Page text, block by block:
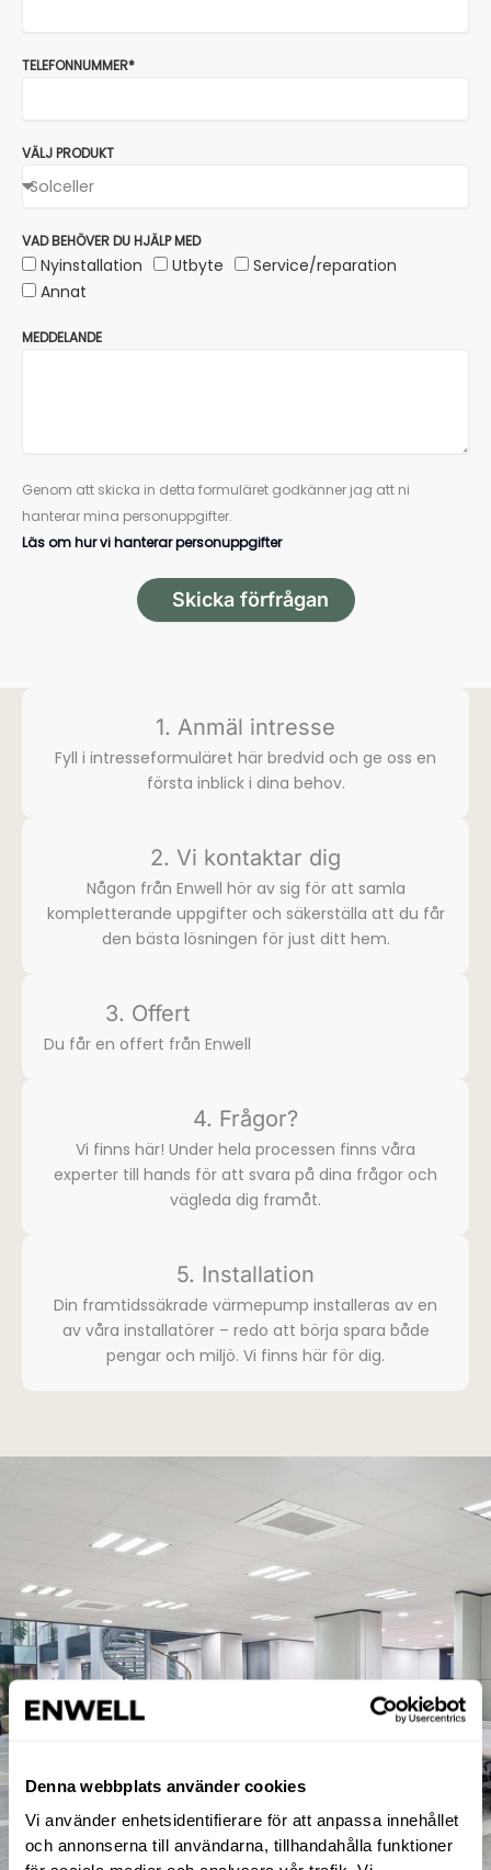
Denna webbplats använder cookies
Vi använder enhetsidentifierare för att anpassa innehållet
och annonserna till användarna, tillhandahålla funktioner
TELEFONNUMMER*
VÄLJ PRODUKT
VAD BEHÖVER DU HJÄLP MED
Nyinstallation Utbyte
Service/reparation
Annat
MEDDELANDE
Genom att skicka in detta formuläret godkänner jag att ni
hanterar mina personuppgifter.
Läs om hur vi hanterar personuppgifter
Skicka förfrågan
1. Anmäl intresse
Fyll i intresse­formuläret här bredvid och ge oss en
första inblick i dina behov.
2. Vi kontaktar dig
Någon från Enwell hör av sig för att samla
komplette­rande uppgifter och säkerställa att du får
den bästa lösningen för just ditt hem.
3. Offert
Du får en offert från Enwell
4. Frågor?
Vi finns här! Under hela processen finns våra
experter till hands för att svara på dina frågor och
vägleda dig framåt.
5. Installation
Din framtidssäkrade värmepump installeras av en
av våra installatörer – redo att börja spara både
pengar och miljö. Vi finns här för dig.​